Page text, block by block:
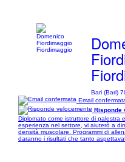
Bari (Bari)
Email
Risponde
Diplomato come istruttore di palestra
esperienza nel settore, vi aiuterò a
densità muscolare. Programmi di
daranno i risultati che tanto